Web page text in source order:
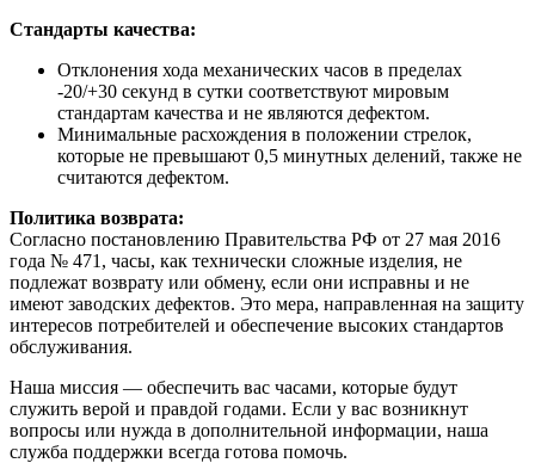
Стандарты качества:
Отклонения хода механических часов в пределах
-20/+30 секунд в сутки соответствуют мировым
стандартам качества и не являются дефектом.
Минимальные расхождения в положении стрелок,
которые не превышают 0,5 минутных делений, также не
считаются дефектом.
Политика возврата:
Согласно постановлению Правительства РФ от 27 мая 2016
года № 471, часы, как технически сложные изделия, не
подлежат возврату или обмену, если они исправны и не
имеют заводских дефектов. Это мера, направленная на защиту
интересов потребителей и обеспечение высоких стандартов
обслуживания.
Наша миссия — обеспечить вас часами, которые будут
служить верой и правдой годами. Если у вас возникнут
вопросы или нужда в дополнительной информации, наша
служба поддержки всегда готова помочь.